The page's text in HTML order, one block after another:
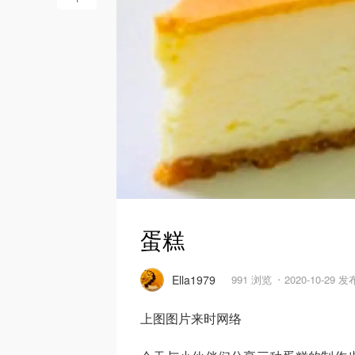
蛋糕
Ella1979 991 浏览 2020-10-29 发
上图图片来时网络